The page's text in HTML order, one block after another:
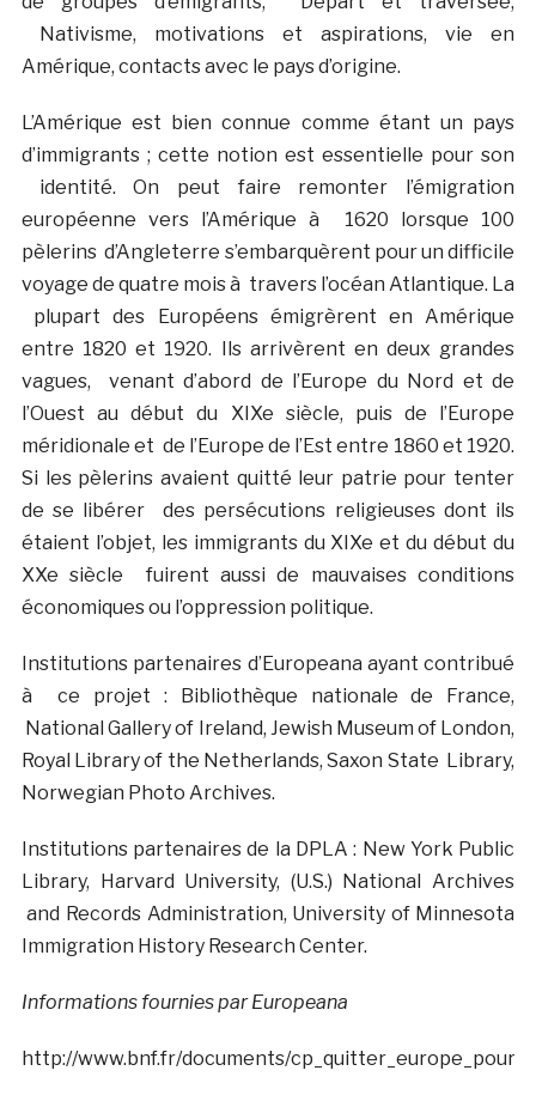
Nativisme, motivations et aspirations, vie en
Amérique, contacts avec le pays d’origine.
L’Amérique est bien connue comme étant un pays
d’immigrants ; cette notion est essentielle pour son
identité. On peut faire remonter l’émigration
européenne vers l’Amérique à 1620 lorsque 100
pèlerins d’Angleterre s’embarquèrent pour un difficile
voyage de quatre mois à travers l’océan Atlantique. La
plupart des Européens émigrèrent en Amérique
entre 1820 et 1920. Ils arrivèrent en deux grandes
vagues, venant d’abord de l’Europe du Nord et de
l’Ouest au début du XIXe siècle, puis de l’Europe
méridionale et de l’Europe de l’Est entre 1860 et 1920.
Si les pèlerins avaient quitté leur patrie pour tenter
de se libérer des persécutions religieuses dont ils
étaient l’objet, les immigrants du XIXe et du début du
XXe siècle fuirent aussi de mauvaises conditions
économiques ou l’oppression politique.
Institutions partenaires d’Europeana ayant contribué
à ce projet : Bibliothèque nationale de France,
National Gallery of Ireland, Jewish Museum of London,
Royal Library of the Netherlands, Saxon State Library,
Norwegian Photo Archives.
Institutions partenaires de la DPLA : New York Public
Library, Harvard University, (U.S.) National Archives
and Records Administration, University of Minnesota
Immigration History Research Center.
Informations fournies par Europeana
http://www.bnf.fr/documents/